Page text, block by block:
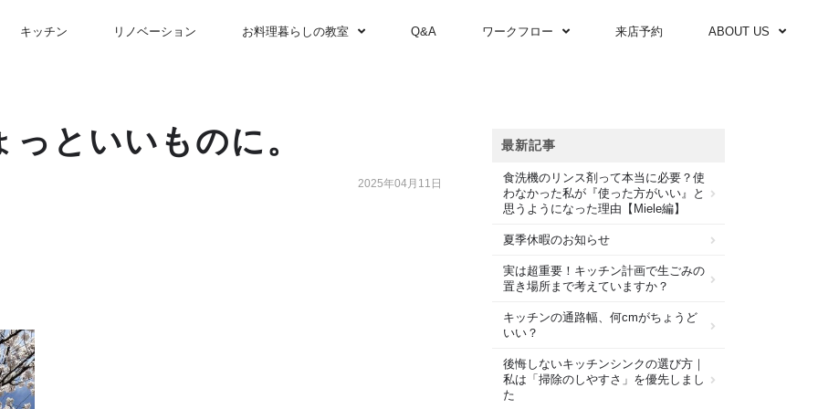
キッチン リノベーション お料理暮らしの教室 Q&A ワークフロー 来店予約 ABOUT US
といいものに。
2025年04月11日
最新記事
食洗機のリンス剤って本当に必要？使
わなかった私が『使った方がいい』と
思うようになった理由【Miele編】
夏季休暇のお知らせ
実は超重要！キッチン計画で生ごみの
置き場所まで考えていますか？
キッチンの通路幅、何cmがちょうど
いい？
後悔しないキッチンシンクの選び方｜
私は「掃除のしやすさ」を優先しまし
た